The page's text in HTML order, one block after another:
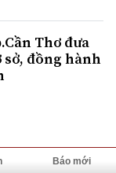
Thơ đưa
đồng hành
Báo mới